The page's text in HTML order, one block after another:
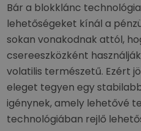
Bár a blokklánc
lehetőségeket kínál a
sokan vonakodnak attól,
csereeszközként
volatilis természetű. Ezért
eleget tegyen egy
igénynek, amely lehetővé
technológiában rejlő